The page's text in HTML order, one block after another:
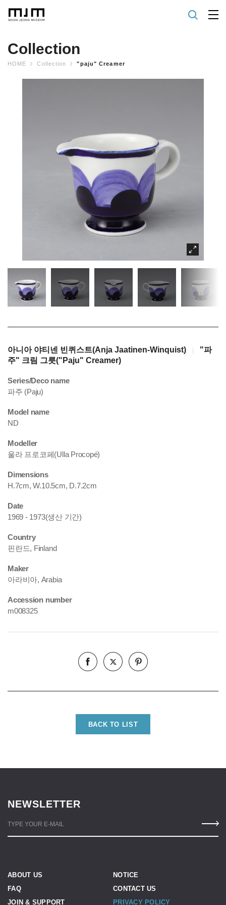
Collection
HOME Collection "paju" Creamer
아니아 야티넨 빈퀴스트(Anja Jaatinen-Winquist)
"파
주" 크림 그릇("Paju" Creamer)
Series/Deco name
파주 (Paju)
Model name
ND
Modeller
울라 프로코페(Ulla Procopé)
Dimensions
H.7cm, W.10.5cm, D.7.2cm
Date
1969 - 1973(생산 기간)
Country
핀란드, Finland
Maker
아라비아, Arabia
Accession number
m008325
BACK TO LIST
NEWSLETTER
TYPE YOUR E-MAIL
ABOUT US
NOTICE
FAQ
CONTACT US
JOIN & SUPPORT
PRIVACY POLICY